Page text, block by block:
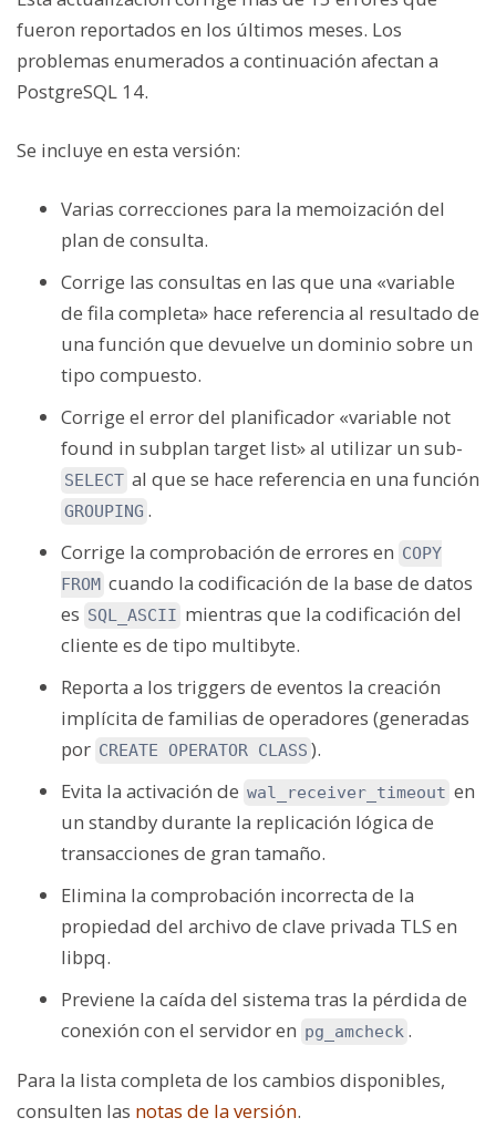
fueron reportados en los últimos meses. Los
problemas enumerados a continuación afectan a
PostgreSQL 14.
Se incluye en esta versión:
Varias correcciones para la memoización del
plan de consulta.
Corrige las consultas en las que una «variable
de fila completa» hace referencia al resultado de
una función que devuelve un dominio sobre un
tipo compuesto.
Corrige el error del planificador «variable not
found in subplan target list» al utilizar un sub-
SELECT al que se hace referencia en una función
GROUPING .
Corrige la comprobación de errores en COPY
FROM cuando la codificación de la base de datos
es SQL_ASCII mientras que la codificación del
cliente es de tipo multibyte.
Reporta a los triggers de eventos la creación
implícita de familias de operadores (generadas
por CREATE OPERATOR CLASS ).
Evita la activación de wal_receiver_timeout en
un standby durante la replicación lógica de
transacciones de gran tamaño.
Elimina la comprobación incorrecta de la
propiedad del archivo de clave privada TLS en
libpq.
Previene la caída del sistema tras la pérdida de
conexión con el servidor en pg_amcheck .
Para la lista completa de los cambios disponibles,
consulten las notas de la versión.